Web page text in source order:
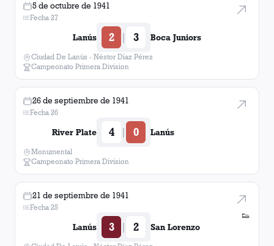
5 de octubre de 1941
Fecha 27
Lanús 2 | 3 Boca Juniors
Ciudad De Lanús - Néstor Diaz Pérez
Campeonato Primera Division
26 de septiembre de 1941
Fecha 26
River Plate 4 | 0 Lanús
Monumental
Campeonato Primera Division
👟
21 de septiembre de 1941
Fecha 25
Lanús 3 | 2 San Lorenzo